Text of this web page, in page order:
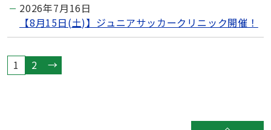
2026年7月16日
【8月15日(土)】ジュニアサッカークリニック開催！
1 2 →